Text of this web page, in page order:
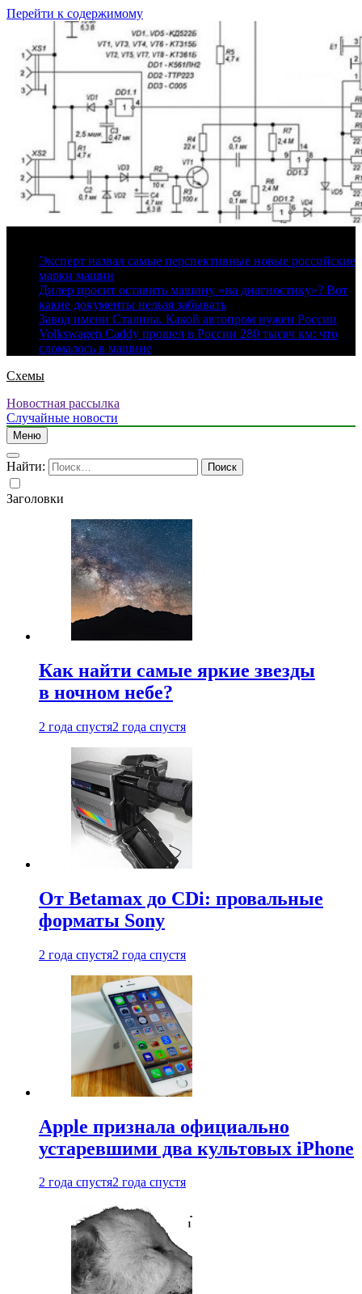
Перейти к содержимому
Эксперт назвал самые перспективные новые российские
марки машин
Дилер просит оставить машину «на диагностику»? Вот
какие документы нельзя забывать
Завод имени Сталина. Какой автопром нужен России
Volkswagen Caddy прошел в России 280 тысяч км: что
сломалось в машине
Схемы
Новостная рассылка
Случайные новости
Меню
Найти:
Заголовки
Как найти самые яркие звезды
в ночном небе?
2 года спустя2 года спустя
От Betamax до CDi: провальные
форматы Sony
2 года спустя2 года спустя
Apple признала официально
устаревшими два культовых iPhone
2 года спустя2 года спустя